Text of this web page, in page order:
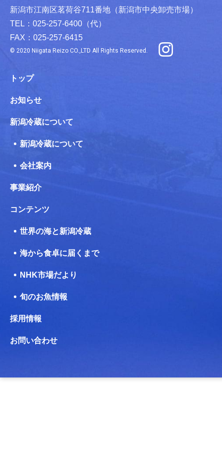
新潟市江南区茗荷谷711番地（新潟市中央卸売市場）
TEL：025-257-6400（代）
FAX：025-257-6415
© 2020 Niigata Reizo CO.,LTD All Rights Reserved.
トップ
お知らせ
新潟冷蔵について
新潟冷蔵について
会社案内
事業紹介
コンテンツ
世界の海と新潟冷蔵
海から食卓に届くまで
NHK市場だより
旬のお魚情報
採用情報
お問い合わせ